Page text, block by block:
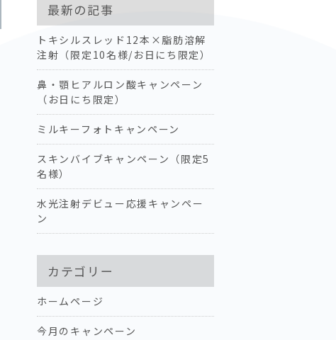
最新の記事
トキシルスレッド12本×脂肪溶解
注射（限定10名様/お日にち限定）
鼻・顎ヒアルロン酸キャンペーン
（お日にち限定）
ミルキーフォトキャンペーン
スキンバイブキャンペーン（限定5
名様）
水光注射デビュー応援キャンペー
ン
カテゴリー
ホームページ
今月のキャンペーン